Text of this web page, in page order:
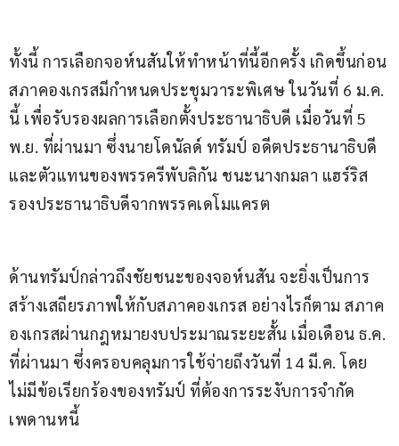
ทั้งนี้ การเลือกจอห์นสันให้ทำหน้าที่นี้อีกครั้ง เกิดขึ้นก่อน
สภาคองเกรสมีกำหนดประชุมวาระพิเศษ ในวันที่ 6 ม.ค.
นี้ เพื่อรับรองผลการเลือกตั้งประธานาธิบดี เมื่อวันที่ 5
พ.ย. ที่ผ่านมา ซึ่งนายโดนัลด์ ทรัมป์ อดีตประธานาธิบดี
และตัวแทนของพรรครีพับลิกัน ชนะนางกมลา แฮร์ริส
รองประธานาธิบดีจากพรรคเดโมแครต
ด้านทรัมป์กล่าวถึงชัยชนะของจอห์นสัน จะยิ่งเป็นการ
สร้างเสถียรภาพให้กับสภาคองเกรส อย่างไรก็ตาม สภาค
องเกรสผ่านกฎหมายงบประมาณระยะสั้น เมื่อเดือน ธ.ค.
ที่ผ่านมา ซึ่งครอบคลุมการใช้จ่ายถึงวันที่ 14 มี.ค. โดย
ไม่มีข้อเรียกร้องของทรัมป์ ที่ต้องการระงับการจำกัด
เพดานหนี้